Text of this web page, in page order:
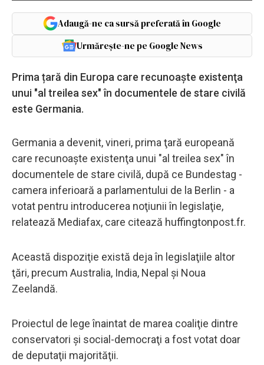
Adaugă-ne ca sursă preferată în Google
Urmărește-ne pe Google News
Prima țară din Europa care recunoaşte existenţa
unui "al treilea sex" în documentele de stare civilă
este Germania.
Germania a devenit, vineri, prima ţară europeană
care recunoaşte existenţa unui "al treilea sex" în
documentele de stare civilă, după ce Bundestag -
camera inferioară a parlamentului de la Berlin - a
votat pentru introducerea noţiunii în legislaţie,
relatează Mediafax, care citează huffingtonpost.fr.
Această dispoziţie există deja în legislaţiile altor
ţări, precum Australia, India, Nepal şi Noua
Zeelandă.
Proiectul de lege înaintat de marea coaliţie dintre
conservatori şi social-democraţi a fost votat doar
de deputaţii majorităţii.